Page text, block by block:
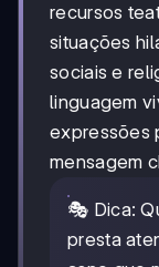
recursos
situações
sociais e
linguagem
expressões
mensagem
🎭 Dica:
presta